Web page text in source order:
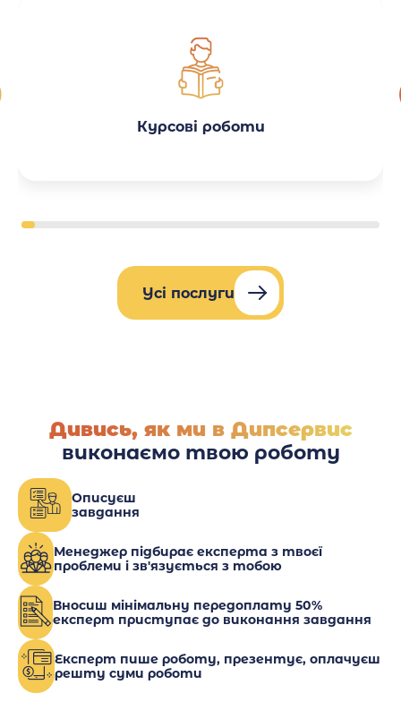
Курсові роботи
Усі послуги
Дивись, як ми в Дипсервис
виконаємо твою роботу
Описуєш
завдання
Менеджер підбирає експерта з твоєї
проблеми і зв'язується з тобою
Вносиш мінімальну передоплату 50%
експерт приступає до виконання завдання
Експерт пише роботу, презентує, оплачуєш
решту суми роботи